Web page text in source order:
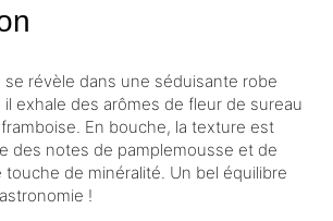
se révèle dans une séduisante robe
il exhale des arômes de fleur de sureau
En bouche, la texture est
des notes de pamplemousse et de
touche de minéralité. Un bel équilibre
!